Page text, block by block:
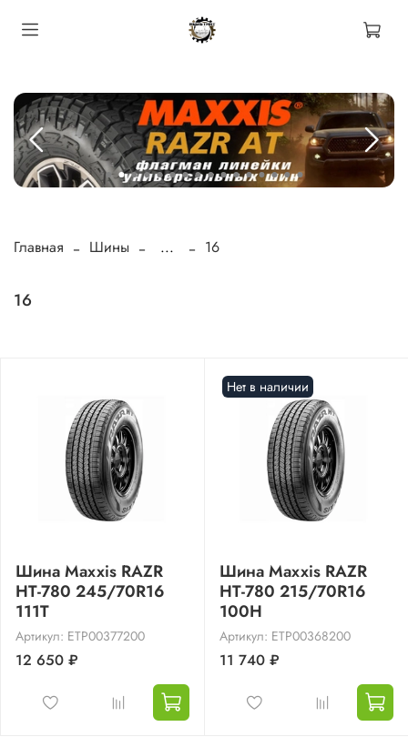
Главная Шины ... 16
16
Шина Maxxis RAZR
HT-780 245/70R16
111T
Артикул: ETP00377200
12 650 ₽
Нет в наличии
Шина Maxxis RAZR
HT-780 215/70R16
100H
Артикул: ETP00368200
11 740 ₽